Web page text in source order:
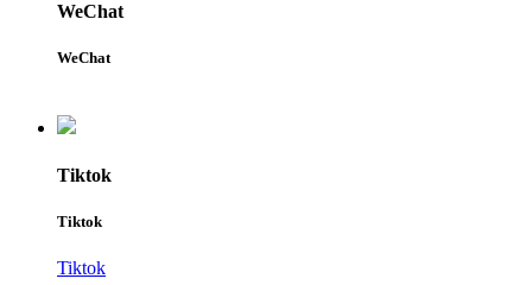
WeChat
WeChat
Tiktok
Tiktok
Tiktok